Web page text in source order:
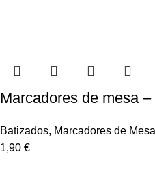
Marcadores de mesa
Batizados, Marcadores de Mesa
1,90 €